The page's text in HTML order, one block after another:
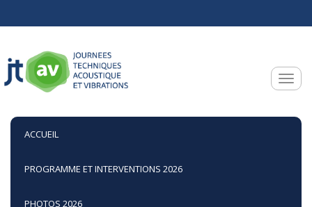
ACCUEIL
PROGRAMME ET INTERVENTIONS 2026
PHOTOS 2026